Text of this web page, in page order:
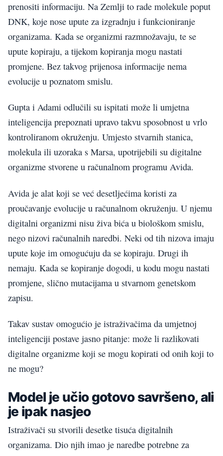
prenositi informaciju. Na Zemlji to rade molekule poput
DNK, koje nose upute za izgradnju i funkcioniranje
organizama. Kada se organizmi razmnožavaju, te se
upute kopiraju, a tijekom kopiranja mogu nastati
promjene. Bez takvog prijenosa informacije nema
evolucije u poznatom smislu.
Gupta i Adami odlučili su ispitati može li umjetna
inteligencija prepoznati upravo takvu sposobnost u vrlo
kontroliranom okruženju. Umjesto stvarnih stanica,
molekula ili uzoraka s Marsa, upotrijebili su digitalne
organizme stvorene u računalnom programu Avida.
Avida je alat koji se već desetljećima koristi za
proučavanje evolucije u računalnom okruženju. U njemu
digitalni organizmi nisu živa bića u biološkom smislu,
nego nizovi računalnih naredbi. Neki od tih nizova imaju
upute koje im omogućuju da se kopiraju. Drugi ih
nemaju. Kada se kopiranje dogodi, u kodu mogu nastati
promjene, slično mutacijama u stvarnom genetskom
zapisu.
Takav sustav omogućio je istraživačima da umjetnoj
inteligenciji postave jasno pitanje: može li razlikovati
digitalne organizme koji se mogu kopirati od onih koji to
ne mogu?
Model je učio gotovo savršeno, ali
je ipak nasjeo
Istraživači su stvorili desetke tisuća digitalnih
organizama. Dio njih imao je naredbe potrebne za